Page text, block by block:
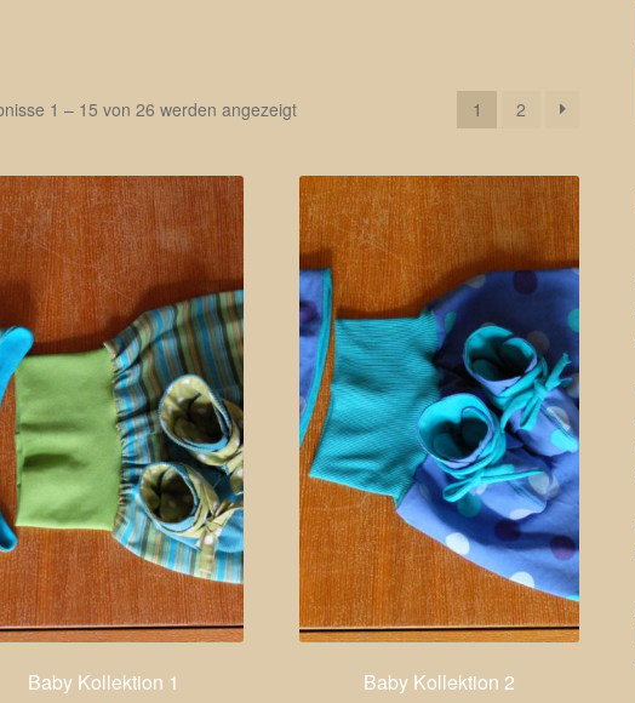
1 – 15 von 26 werden angezeigt 1 2
Baby Kollektion 1 Baby Kollektion 2